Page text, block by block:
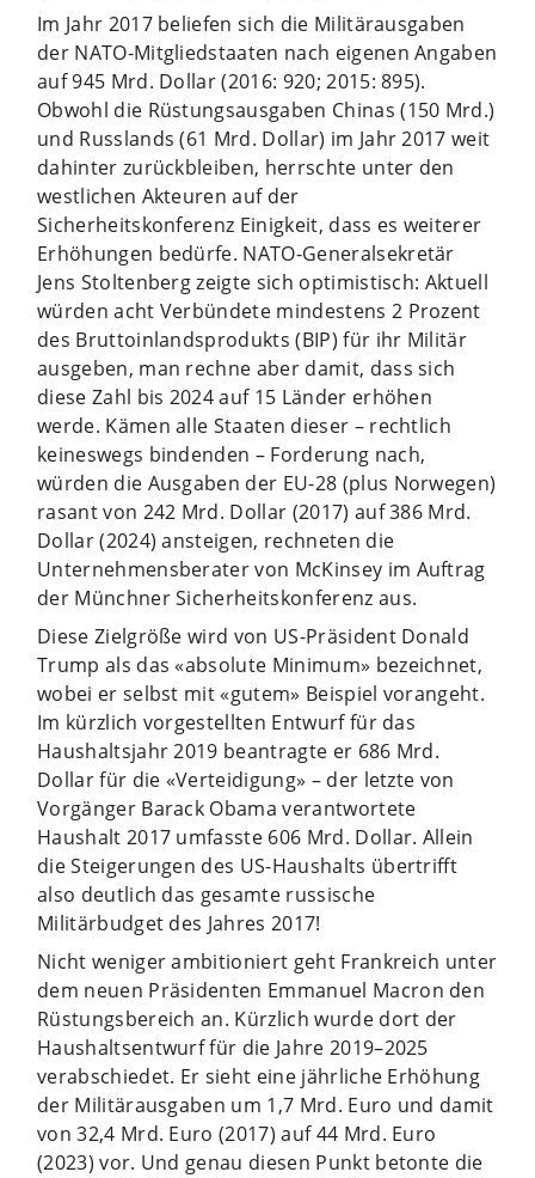
Im Jahr 2017 beliefen sich die Militärausgaben
der NATO-Mitgliedstaaten nach eigenen Angaben
auf 945 Mrd. Dollar (2016: 920; 2015: 895).
Obwohl die Rüstungsausgaben Chinas (150 Mrd.)
und Russlands (61 Mrd. Dollar) im Jahr 2017 weit
dahinter zurückbleiben, herrschte unter den
westlichen Akteuren auf der
Sicherheitskonferenz Einigkeit, dass es weiterer
Erhöhungen bedürfe. NATO-Generalsekretär
Jens Stoltenberg zeigte sich optimistisch: Aktuell
würden acht Verbündete mindestens 2 Prozent
des Bruttoinlandsprodukts (BIP) für ihr Militär
ausgeben, man rechne aber damit, dass sich
diese Zahl bis 2024 auf 15 Länder erhöhen
werde. Kämen alle Staaten dieser – rechtlich
keineswegs bindenden – Forderung nach,
würden die Ausgaben der EU-28 (plus Norwegen)
rasant von 242 Mrd. Dollar (2017) auf 386 Mrd.
Dollar (2024) ansteigen, rechneten die
Unternehmensberater von McKinsey im Auftrag
der Münchner Sicherheitskonferenz aus.
Diese Zielgröße wird von US-Präsident Donald
Trump als das «absolute Minimum» bezeichnet,
wobei er selbst mit «gutem» Beispiel vorangeht.
Im kürzlich vorgestellten Entwurf für das
Haushaltsjahr 2019 beantragte er 686 Mrd.
Dollar für die «Verteidigung» – der letzte von
Vorgänger Barack Obama verantwortete
Haushalt 2017 umfasste 606 Mrd. Dollar. Allein
die Steigerungen des US-Haushalts übertrifft
also deutlich das gesamte russische
Militärbudget des Jahres 2017!
Nicht weniger ambitioniert geht Frankreich unter
dem neuen Präsidenten Emmanuel Macron den
Rüstungsbereich an. Kürzlich wurde dort der
Haushaltsentwurf für die Jahre 2019–2025
verabschiedet. Er sieht eine jährliche Erhöhung
der Militärausgaben um 1,7 Mrd. Euro und damit
von 32,4 Mrd. Euro (2017) auf 44 Mrd. Euro
(2023) vor. Und genau diesen Punkt betonte die